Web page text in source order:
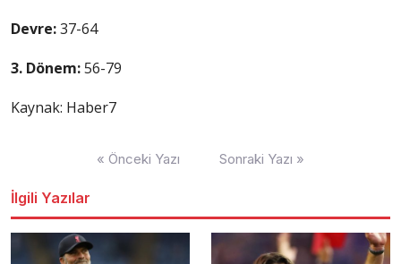
Devre:37-64
3. Dönem:56-79
Kaynak: Haber7
« Önceki Yazı Sonraki Yazı »
İlgili Yazılar